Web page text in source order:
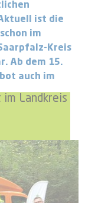
Landkreis
ist die
im
Kreis
Ab dem 15.
auch im